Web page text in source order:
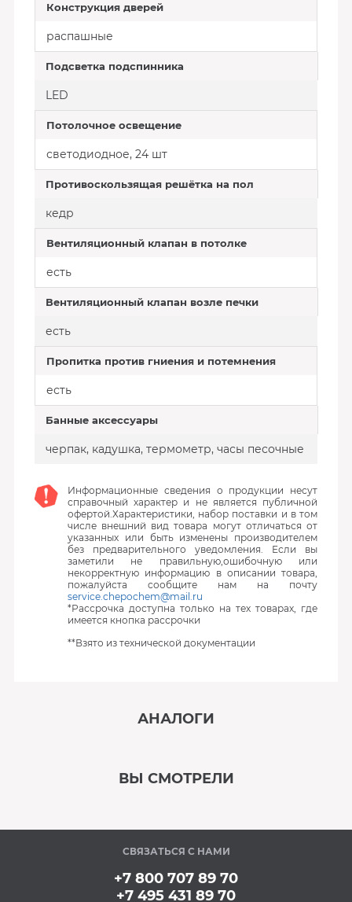
Конструкция дверей
распашные
Подсветка подспинника
LED
Потолочное освещение
светодиодное, 24 шт
Противоскользящая решётка на пол
кедр
Вентиляционный клапан в потолке
есть
Вентиляционный клапан возле печки
есть
Пропитка против гниения и потемнения
есть
Банные аксессуары
черпак, кадушка, термометр, часы песочные
Информационные сведения о продукции несут
справочный характер и не является публичной
офертой.Характеристики, набор поставки и в том
числе внешний вид товара могут отличаться от
указанных или быть изменены производителем
без предварительного уведомления. Если вы
заметили не правильную,ошибочную или
некорректную информацию в описании товара,
пожалуйста сообщите нам на почту
service.chepochem@mail.ru
*Рассрочка доступна только на тех товарах, где
имеется кнопка рассрочки
**Взято из технической документации
АНАЛОГИ
ВЫ СМОТРЕЛИ
В наличии
СВЯЗАТЬСЯ С НАМИ
+7 800 707 89 70
+7 495 431 89 70